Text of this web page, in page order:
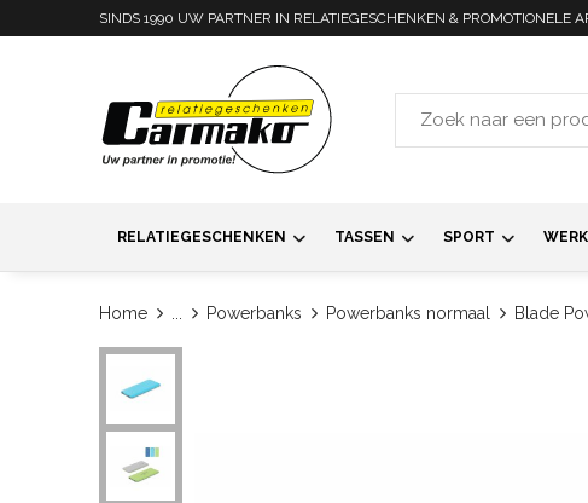
SINDS 1990 UW PARTNER IN RELATIEGESCHENKEN & PROMOTIONELE
RELATIEGESCHENKEN TASSEN SPORT
Home Powerbanks Powerbanks normaal Blade